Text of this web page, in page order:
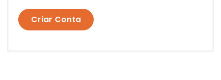
Criar Conta